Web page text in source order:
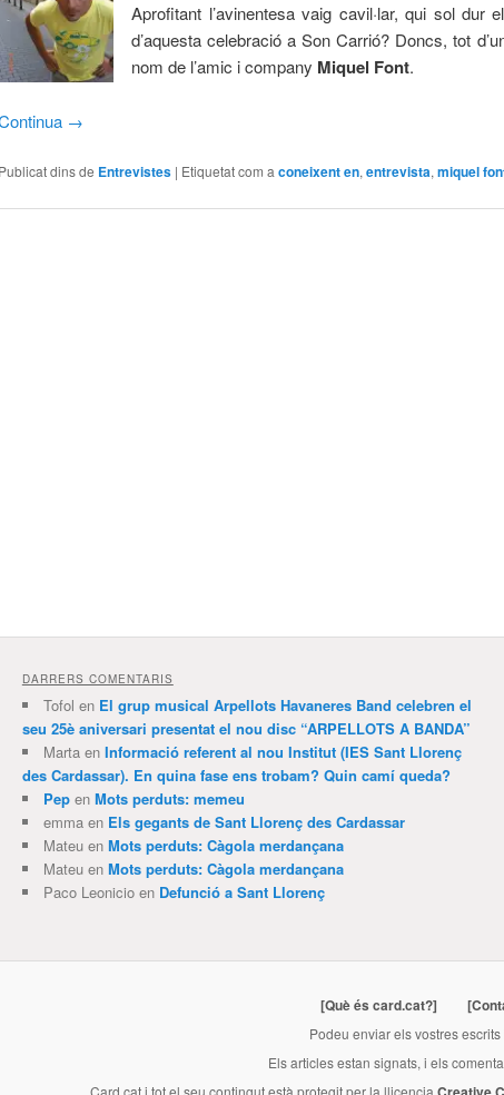
Aprofitant l’avinentesa vaig cavil·lar, qui sol dur
d’aquesta celebració a Son Carrió? Doncs, tot
nom de l’amic i company Miquel Font.
→
Publicat dins de Entrevistes | Etiquetat com a coneixent en,entrevista,miquel
DARRERS COMENTARIS
Tofol en El grup musical Arpellots Havaneres Band celebren el
seu 25è aniversari presentat el nou disc “ARPELLOTS A BANDA”
Martaen Informació referent al nou Institut (IES Sant Llorenç
des Cardassar). En quina fase ens trobam? Quin camí queda?
Pepen Mots perduts: memeu
emmaen Els gegants de Sant Llorenç des Cardassar
Mateuen Mots perduts: Càgola merdançana
Mateuen Mots perduts: Càgola merdançana
Paco Leonicioen Defunció a Sant Llorenç
[Què és card.cat?]
Podeu enviar els vostres
Els articles estan signats, i els